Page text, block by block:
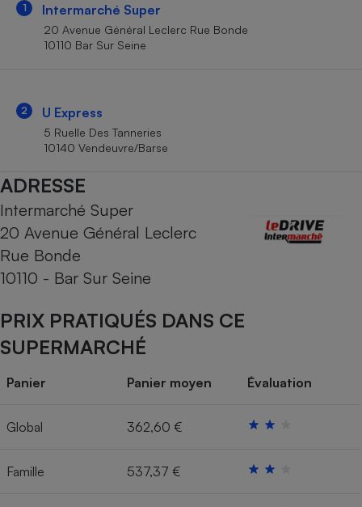
1 Intermarché Super
20 Avenue Général Leclerc Rue Bonde
10110 Bar Sur Seine
2 U Express
5 Ruelle Des Tanneries
10140 Vendeuvre/Barse
ADRESSE
Intermarché Super
20 Avenue Général Leclerc
Rue Bonde
10110 - Bar Sur Seine
PRIX PRATIQUÉS DANS CE
SUPERMARCHÉ
Panier Panier moyen Évaluation
Global 362,60 €
Famille 537,37 €
Climatiseur -